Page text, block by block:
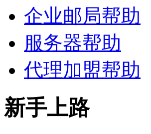
企业邮局帮助
服务器帮助
代理加盟帮助
新手上路